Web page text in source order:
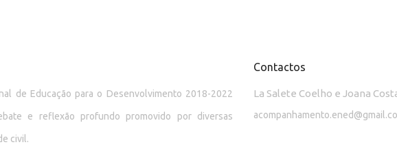
de Educação para o Desenvolvimento 2018-2022
e reflexão profundo promovido por diversas
civil.
Contactos
La Salete Coelho e Joana